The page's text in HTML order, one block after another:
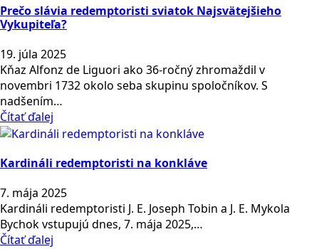
Prečo slávia redemptoristi sviatok Najsvätejšieho
Vykupiteľa?
19. júla 2025
Kňaz Alfonz de Liguori ako 36-ročný zhromaždil v
novembri 1732 okolo seba skupinu spoločníkov. S
nadšením…
Čítať ďalej
Kardináli redemptoristi na konkláve
7. mája 2025
Kardináli redemptoristi J. E. Joseph Tobin a J. E. Mykola
Bychok vstupujú dnes, 7. mája 2025,…
Čítať ďalej